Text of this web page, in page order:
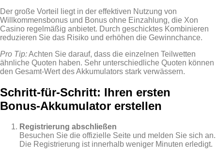
Der große Vorteil liegt in der effektiven Nutzung von
Willkommensbonus und Bonus ohne Einzahlung, die Xon
Casino regelmäßig anbietet. Durch geschicktes Kombinieren
reduzieren Sie das Risiko und erhöhen die Gewinnchance.
Pro Tip:Achten Sie darauf, dass die einzelnen Teilwetten
ähnliche Quoten haben. Sehr unterschiedliche Quoten können
den Gesamt‑Wert des Akkumulators stark verwässern.
Schritt‑für‑Schritt: Ihren ersten
Bonus‑Akkumulator erstellen
Registrierung abschließen
Besuchen Sie die offizielle Seite und melden Sie sich an.
Die Registrierung ist innerhalb weniger Minuten erledigt.